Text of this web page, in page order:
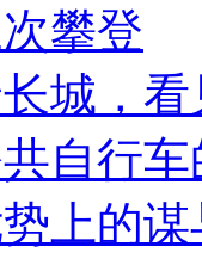
攀登
城，
自行
上的谋